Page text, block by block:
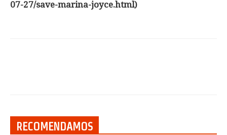
07-27/save-marina-joyce.html)
RECOMENDAMOS